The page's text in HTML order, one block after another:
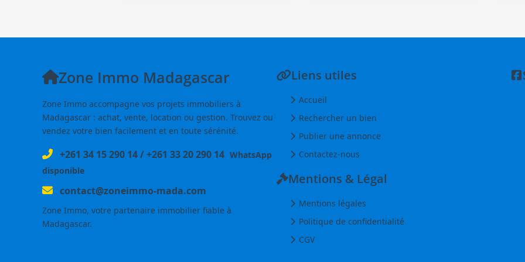
Zone Immo Madagascar
Zone Immo accompagne vos projets immobiliers à
Madagascar : achat, vente, location ou gestion. Trouvez ou
vendez votre bien facilement et en toute sérénité.
+261 34 15 290 14/+261 33 20 290 14 WhatsApp
disponible
contact@zoneimmo-mada.com
Zone Immo, votre partenaire immobilier fiable à
Madagascar.
Liens utiles
Accueil
Rechercher un bien
Publier une annonce
Contactez-nous
Mentions & Légal
Mentions légales
Politique de confidentialité
CGV